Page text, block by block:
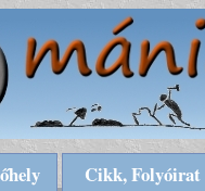
Cikk, Folyóirat